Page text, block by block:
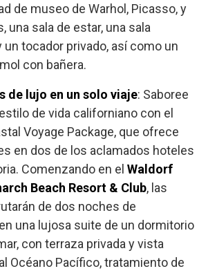
de museo de Warhol, Picasso, y
una sala de estar, una sala
un tocador privado, así como un
con bañera.
de lujo en un solo viaje: Saboree
de vida californiano con el
Voyage Package, que ofrece
en dos de los aclamados hoteles
Comenzando en el Waldorf
Beach Resort & Club, las
de dos noches de
una lujosa suite de un dormitorio
con terraza privada y vista
Océano Pacífico, tratamiento de